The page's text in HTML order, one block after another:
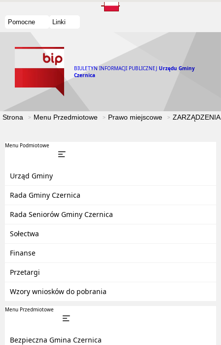
Pomocne Linki
BIULETYN INFORMACJI PUBLICZNEJ Urzędu Gminy
Czernica
Strona Menu Przedmiotowe Prawo miejscowe
Menu Podmiotowe
Urząd Gminy
Rada Gminy Czernica
Rada Seniorów Gminy Czernica
Sołectwa
Finanse
Przetargi
Wzory wniosków do pobrania
Menu Przedmiotowe
Bezpieczna Gmina Czernica